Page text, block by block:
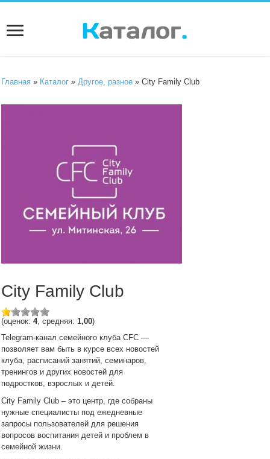
Главная » Каталог » Другое, разное » City Family Club
City Family Club
(оценок:4, средняя:1,00)
Telegram-канал семейного клуба CFC —
позволяет вам быть в курсе всех новостей
клуба, расписаний занятий, семинаров,
тренингов и других новостей для
подростков, взрослых и детей.
City Family Club – это центр, где собраны
нужные специалисты под ежедневные
запросы пользователей для решения
вопросов воспитания детей и проблем в
семейной жизни.